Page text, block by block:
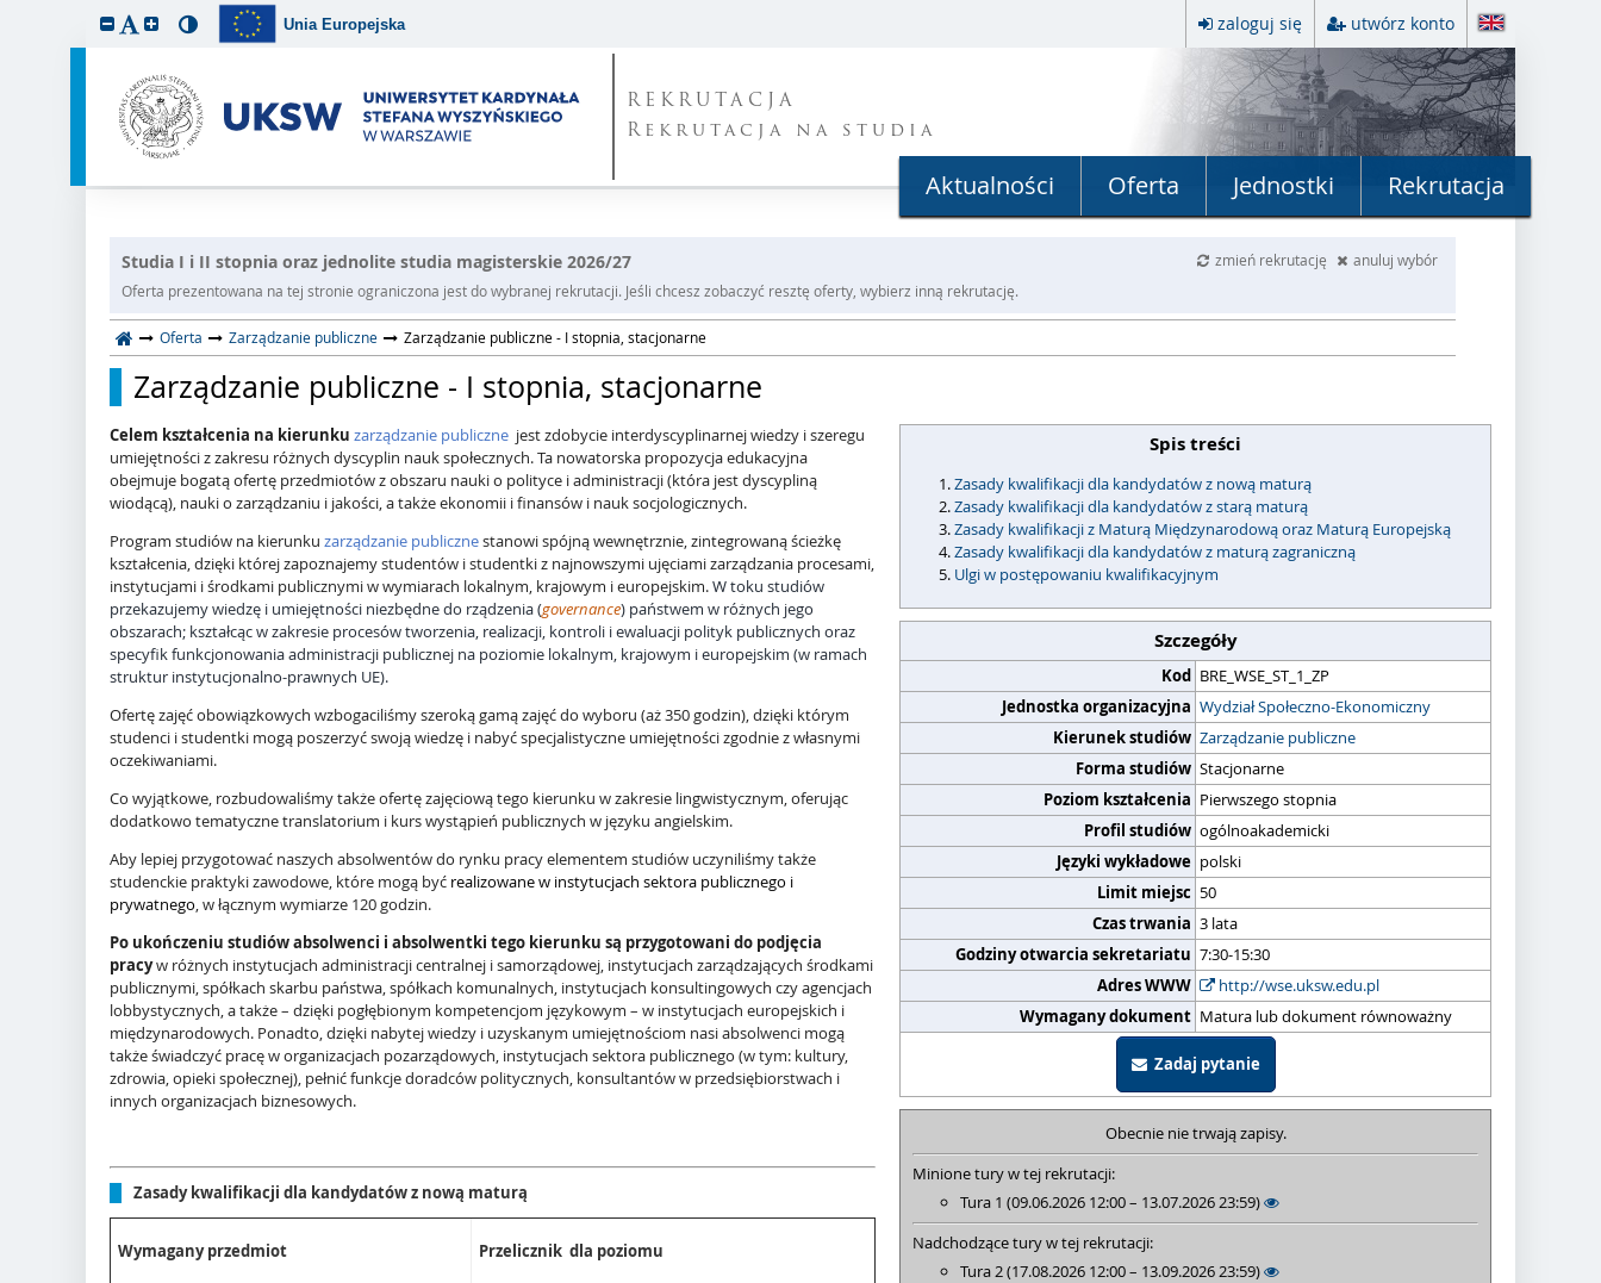
Unia Europejska zaloguj się utwórz konto
REKRUTACJA
Rekrutacja na studia
Aktualności Oferta Jednostki Rekrutacja
Studia I i II stopnia oraz jednolite studia magisterskie 2026/27 zmień rekrutację
anuluj wybór
Oferta prezentowana na tej stronie ograniczona jest do wybranej rekrutacji. Jeśli chcesz zobaczyć resztę oferty, wybierz inną rekrutację.
Oferta Zarządzanie publiczne Zarządzanie publiczne - I stopnia, stacjonarne
Zarządzanie publiczne - I stopnia, stacjonarne
Spis treści
Zasady kwalifikacji dla kandydatów z nową maturą
Zasady kwalifikacji dla kandydatów z starą maturą
Zasady kwalifikacji z Maturą Międzynarodową oraz Maturą Europejską
Zasady kwalifikacji dla kandydatów z maturą zagraniczną
Ulgi w postępowaniu kwalifikacyjnym
Szczegóły
Kod BRE_WSE_ST_1_ZP
Jednostka organizacyjna Wydział Społeczno-Ekonomiczny
Kierunek studiów Zarządzanie publiczne
Forma studiów Stacjonarne
Poziom kształcenia Pierwszego stopnia
Profil studiów ogólnoakademicki
Języki wykładowe polski
Limit miejsc 50
Czas trwania 3 lata
Godziny otwarcia sekretariatu 7:30-15:30
Adres WWW
http://wse.uksw.edu.pl
Wymagany dokument Matura lub dokument równoważny
Zadaj pytanie
Obecnie nie trwają zapisy.
Minione tury w tej rekrutacji:
Tura 1 (09.06.2026 12:00 – 13.07.2026 23:59)
Nadchodzące tury w tej rekrutacji:
Tura 2 (17.08.2026 12:00 – 13.09.2026 23:59)
Celem kształcenia na kierunku zarządzanie publiczne jest zdobycie interdyscyplinarnej wiedzy i szeregu
umiejętności z zakresu różnych dyscyplin nauk społecznych. Ta nowatorska propozycja edukacyjna
obejmuje bogatą ofertę przedmiotów z obszaru nauki o polityce i administracji (która jest dyscypliną
wiodącą), nauki o zarządzaniu i jakości, a także ekonomii i finansów i nauk socjologicznych.
Program studiów na kierunku zarządzanie publicznestanowi spójną wewnętrznie, zintegrowaną ścieżkę
kształcenia, dzięki której zapoznajemy studentów i studentki z najnowszymi ujęciami zarządzania procesami,
instytucjami i środkami publicznymi w wymiarach lokalnym, krajowym i europejskim.W toku studiów
przekazujemy wiedzę i umiejętności niezbędne do rządzenia (governance) państwem w różnych jego
obszarach; kształcąc w zakresie procesów tworzenia, realizacji, kontroli i ewaluacji polityk publicznych oraz
specyfik funkcjonowania administracji publicznej na poziomie lokalnym, krajowym i europejskim (w ramach
struktur instytucjonalno-prawnych UE).
Ofertę zajęć obowiązkowych wzbogaciliśmy szeroką gamą zajęć do wyboru (aż 350 godzin), dzięki którym
studenci i studentki mogą poszerzyć swoją wiedzę i nabyć specjalistyczne umiejętności zgodnie z własnymi
oczekiwaniami.
Co wyjątkowe, rozbudowaliśmy także ofertę zajęciową tego kierunku w zakresie lingwistycznym, oferując
dodatkowo tematyczne translatorium i kurs wystąpień publicznych w języku angielskim.
Aby lepiej przygotować naszych absolwentów do rynku pracy elementem studiów uczyniliśmy także
studenckie praktyki zawodowe, które mogą być realizowane w instytucjach sektora publicznego i
prywatnego, w łącznym wymiarze 120 godzin.
Po ukończeniu studiów absolwenci i absolwentki tego kierunku są przygotowani do podjęcia
pracyw różnych instytucjach administracji centralnej i samorządowej, instytucjach zarządzających środkami
publicznymi, spółkach skarbu państwa, spółkach komunalnych, instytucjach konsultingowych czy agencjach
lobbystycznych, a także – dzięki pogłębionym kompetencjom językowym – w instytucjach europejskich i
międzynarodowych. Ponadto, dzięki nabytej wiedzy i uzyskanym umiejętnościom nasi absolwenci mogą
także świadczyć pracę w organizacjach pozarządowych, instytucjach sektora publicznego (w tym: kultury,
zdrowia, opieki społecznej), pełnić funkcje doradców politycznych, konsultantów w przedsiębiorstwach i
innych organizacjach biznesowych.
Zasady kwalifikacji dla kandydatów z nową maturą
Wymagany przedmiot Przelicznik dla poziomu